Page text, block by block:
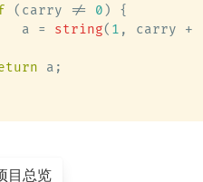
(carry != 0 ) {
a =
string( 1 , carry +
a;
目总览